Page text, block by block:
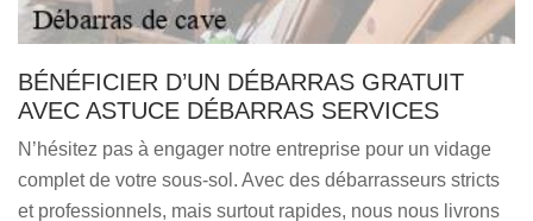
BÉNÉFICIER D’UN DÉBARRAS GRATUIT
AVEC ASTUCE DÉBARRAS SERVICES
N’hésitez pas à engager notre entreprise pour un vidage
complet de votre sous-sol. Avec des débarrasseurs stricts
et professionnels, mais surtout rapides, nous nous livrons